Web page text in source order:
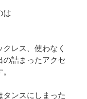
は
レス、使わなく
の詰まったアクセ
タンスにしまった